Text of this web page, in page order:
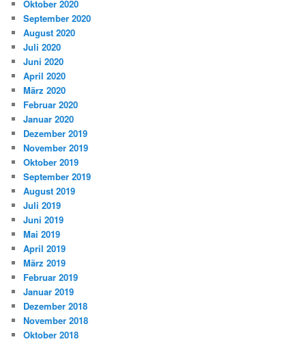
Oktober 2020
September 2020
August 2020
Juli 2020
Juni 2020
April 2020
März 2020
Februar 2020
Januar 2020
Dezember 2019
November 2019
Oktober 2019
September 2019
August 2019
Juli 2019
Juni 2019
Mai 2019
April 2019
März 2019
Februar 2019
Januar 2019
Dezember 2018
November 2018
Oktober 2018